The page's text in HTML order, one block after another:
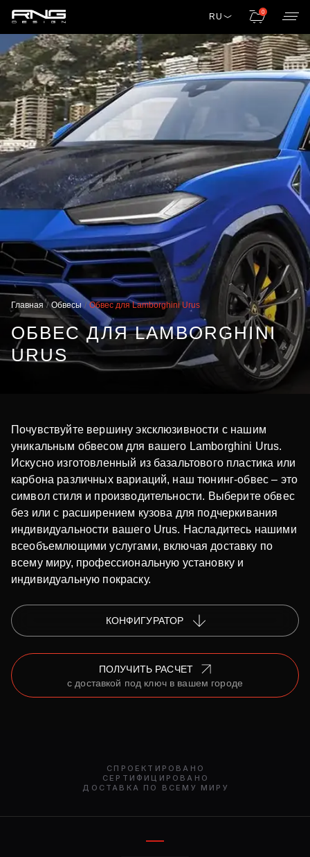
RU 0
Главная Обвесы Обвес для Lamborghini Urus
ОБВЕС ДЛЯ LAMBORGHINI
URUS
Почувствуйте вершину эксклюзивности с нашим
уникальным обвесом для вашего Lamborghini Urus.
Искусно изготовленный из базальтового пластика или
карбона различных вариаций, наш тюнинг-обвес – это
символ стиля и производительности. Выберите обвес
без или с расширением кузова для подчеркивания
индивидуальности вашего Urus. Насладитесь нашими
всеобъемлющими услугами, включая доставку по
всему миру, профессиональную установку и
индивидуальную покраску.
КОНФИГУРАТОР
ПОЛУЧИТЬ РАСЧЕТ
с доставкой под ключ в вашем городе
СПРОЕКТИРОВАНО
СЕРТИФИЦИРОВАНО
ДОСТАВКА ПО ВСЕМУ МИРУ